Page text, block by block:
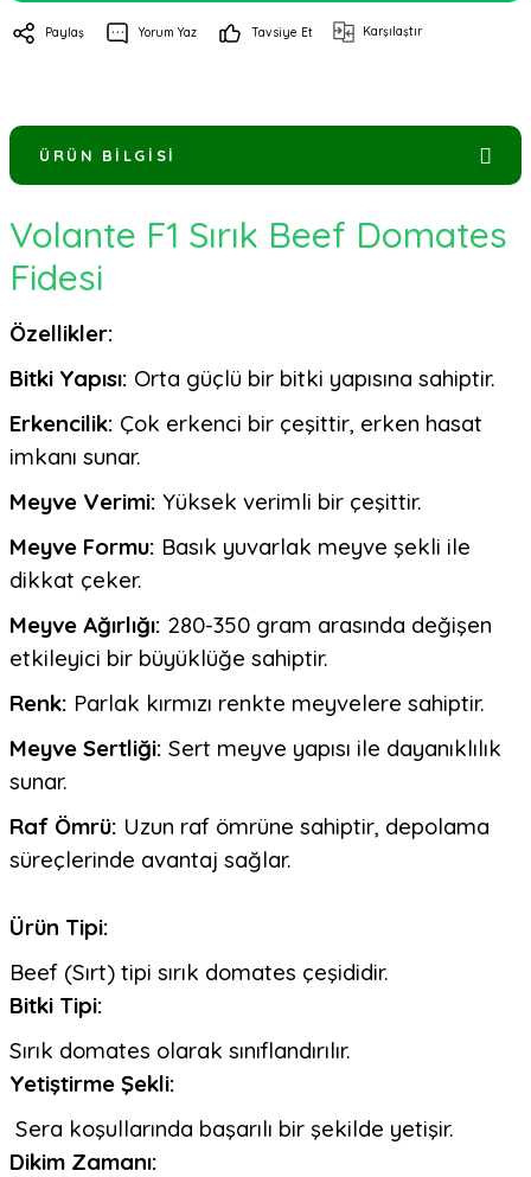
Paylaş Yorum Yaz Tavsiye Et Karşılaştır
ÜRÜN BILGISI
Volante F1 Sırık Beef Domates
Fidesi
Özellikler:
Bitki Yapısı: Orta güçlü bir bitki yapısına sahiptir.
Erkencilik: Çok erkenci bir çeşittir, erken hasat
imkanı sunar.
Meyve Verimi: Yüksek verimli bir çeşittir.
Meyve Formu: Basık yuvarlak meyve şekli ile
dikkat çeker.
Meyve Ağırlığı: 280-350 gram arasında değişen
etkileyici bir büyüklüğe sahiptir.
Renk: Parlak kırmızı renkte meyvelere sahiptir.
Meyve Sertliği: Sert meyve yapısı ile dayanıklılık
sunar.
Raf Ömrü: Uzun raf ömrüne sahiptir, depolama
süreçlerinde avantaj sağlar.
Ürün Tipi:
Beef (Sırt) tipi sırık domates çeşididir.
Bitki Tipi:
Sırık domates olarak sınıflandırılır.
Yetiştirme Şekli:
Sera koşullarında başarılı bir şekilde yetişir.
Dikim Zamanı: